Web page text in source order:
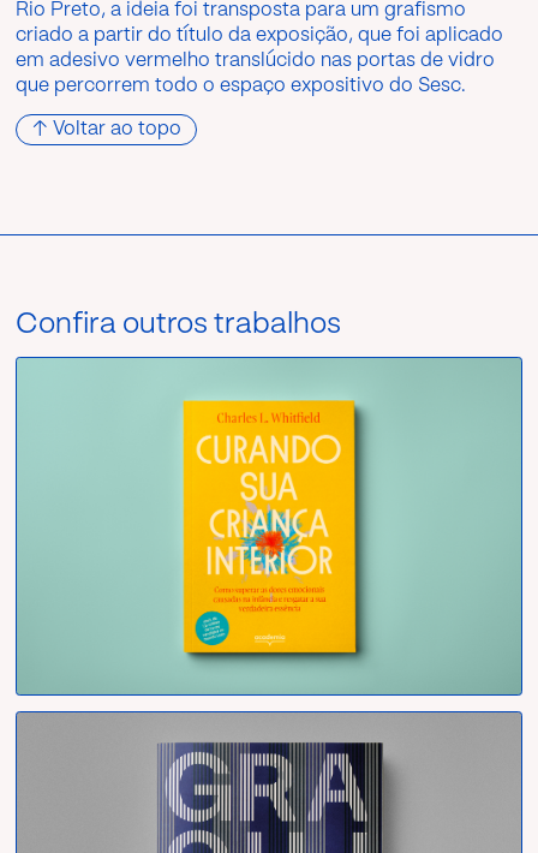
Rio Preto, a ideia foi transposta para um grafismo
criado a partir do título da exposição, que foi aplicado
em adesivo vermelho translúcido nas portas de vidro
que percorrem todo o espaço expositivo do Sesc.
↑ Voltar ao topo
Confira outros trabalhos